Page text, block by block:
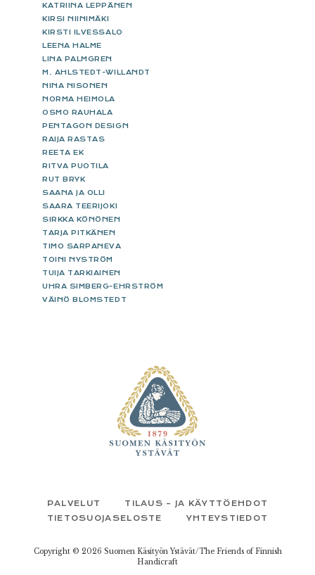
KATRIINA LEPPÄNEN
KIRSI NIINIMÄKI
KIRSTI ILVESSALO
LEENA HALME
LINA PALMGREN
M. AHLSTEDT-WILLANDT
NINA NISONEN
NORMA HEIMOLA
OSMO RAUHALA
PENTAGON DESIGN
RAIJA RASTAS
REETA EK
RITVA PUOTILA
RUT BRYK
SAANA JA OLLI
SAARA TEERIJOKI
SIRKKA KÖNÖNEN
TARJA PITKÄNEN
TIMO SARPANEVA
TOINI NYSTRÖM
TUIJA TARKIAINEN
UHRA SIMBERG-EHRSTRÖM
VÄINÖ BLOMSTEDT
PALVELUT
TILAUS – JA KÄYTTÖEHDOT
TIETOSUOJASELOSTE
YHTEYSTIEDOT
Copyright © 2026 Suomen Käsityön Ystävät/The Friends of Finnish
Handicraft